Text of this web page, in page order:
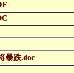
暴跌.doc